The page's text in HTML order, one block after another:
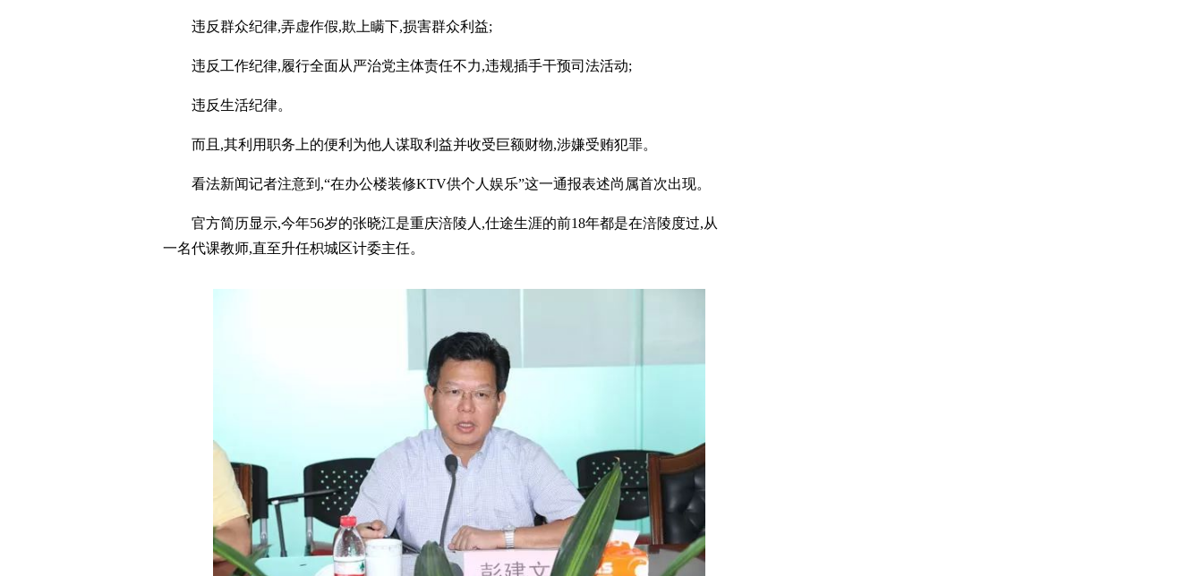
违反群众纪律,弄虚作假,欺上瞒下,损害群众利益;
违反工作纪律,履行全面从严治党主体责任不力,违规插手干预司法活动;
违反生活纪律。
而且,其利用职务上的便利为他人谋取利益并收受巨额财物,涉嫌受贿犯罪。
看法新闻记者注意到,“在办公楼装修KTV供个人娱乐”这一通报表述尚属首次出现。
官方简历显示,今年56岁的张晓江是重庆涪陵人,仕途生涯的前18年都是在涪陵度过,从
一名代课教师,直至升任枳城区计委主任。